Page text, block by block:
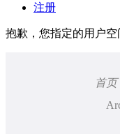
注册
抱歉，您指定的用户空
首页